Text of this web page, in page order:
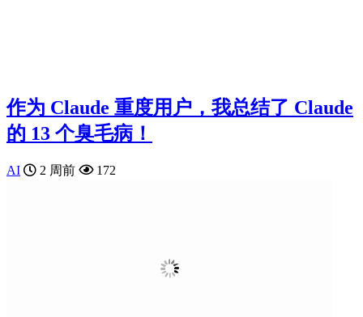
作为 Claude 重度用户，我总结了 Claude
的 13 个臭毛病！
AI 2 周前 172